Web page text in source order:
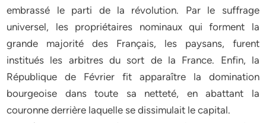
embrassé le parti de la révolution. Par le suffrage
universel, les propriétaires nominaux qui forment la
grande majorité des Français, les paysans, furent
institués les arbitres du sort de la France. Enfin, la
République de Février fit apparaître la domination
bourgeoise dans toute sa netteté, en abattant la
couronne derrière laquelle se dissimulait le capital.